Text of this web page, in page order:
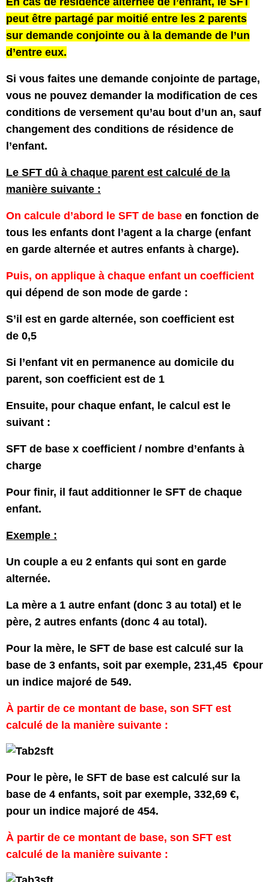
peut être partagé par moitié entre les 2 parents
sur demande conjointe ou à la demande de l’un
d’entre eux.
Si vous faites une demande conjointe de partage,
vous ne pouvez demander la modification de ces
conditions de versement qu’au bout d’un an, sauf
changement des conditions de résidence de
l’enfant.
Le SFT dû à chaque parent est calculé de la
manière suivante :
On calcule d’abord le SFT de base en fonction de
tous les enfants dont l’agent a la charge (enfant
en garde alternée et autres enfants à charge).
Puis, on applique à chaque enfant un coefficient
qui dépend de son mode de garde :
S’il est en garde alternée, son coefficient est
de 0,5
Si l’enfant vit en permanence au domicile du
parent, son coefficient est de 1
Ensuite, pour chaque enfant, le calcul est le
suivant :
SFT de base x coefficient / nombre d’enfants à
charge
Pour finir, il faut additionner le SFT de chaque
enfant.
Exemple :
Un couple a eu 2 enfants qui sont en garde
alternée.
La mère a 1 autre enfant (donc 3 au total) et le
père, 2 autres enfants (donc 4 au total).
Pour la mère, le SFT de base est calculé sur la
base de 3 enfants, soit par exemple, 231,45 €pour
un indice majoré de 549.
À partir de ce montant de base, son SFT est
calculé de la manière suivante :
Pour le père, le SFT de base est calculé sur la
base de 4 enfants, soit par exemple, 332,69 €,
pour un indice majoré de 454.
À partir de ce montant de base, son SFT est
calculé de la manière suivante :